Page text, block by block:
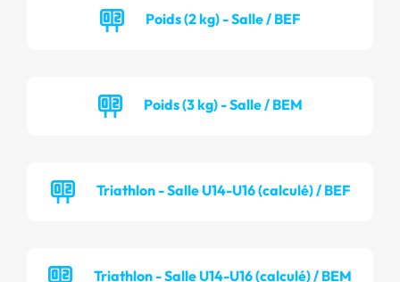
Poids (2 kg) - Salle / BEF
Poids (3 kg) - Salle / BEM
Triathlon - Salle U14-U16 (calculé) / BEF
Triathlon - Salle U14-U16 (calculé) / BEM